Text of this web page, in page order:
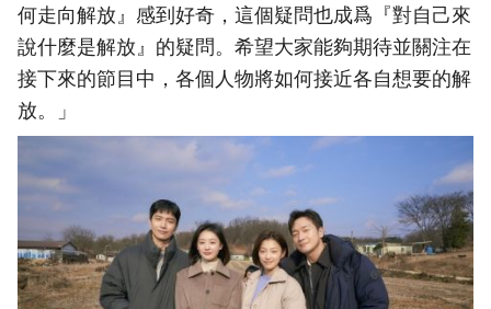
何走向解放』感到好奇，這個疑問也成爲『對自己來
說什麼是解放』的疑問。希望大家能夠期待並關注在
接下來的節目中，各個人物將如何接近各自想要的解
放。」